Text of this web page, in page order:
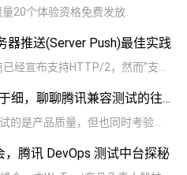
20个体验资格免费发放
器推送(Server Push)最佳实践
细，聊聊腾讯兼容测试的往事
，腾讯 DevOps 测试中台探秘